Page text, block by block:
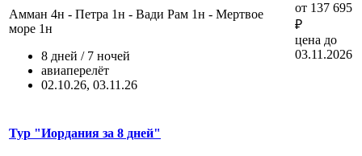
Амман 4н - Петра 1н - Вади Рам 1н - Мертвое
море 1н
8 дней / 7 ночей
авиаперелёт
02.10.26, 03.11.26
от 137 695
₽
цена до
03.11.2026
Тур "Иордания за 8 дней"